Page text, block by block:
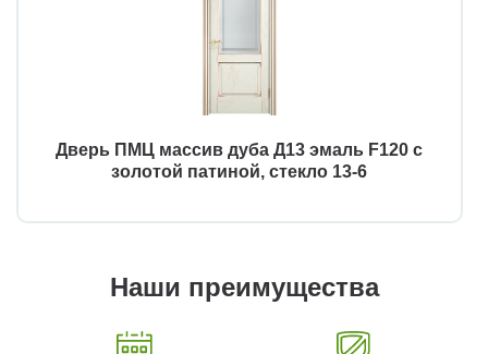
Дверь ПМЦ массив дуба Д13 эмаль F120 с
золотой патиной, стекло 13-6
Наши преимущества